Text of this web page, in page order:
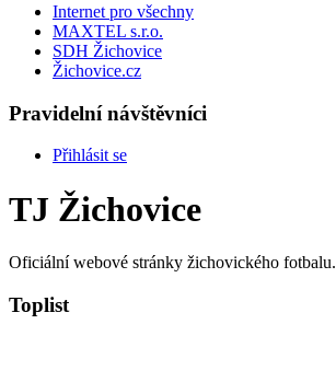
Internet pro všechny
MAXTEL s.r.o.
SDH Žichovice
Žichovice.cz
Pravidelní návštěvníci
Přihlásit se
TJ Žichovice
Oficiální webové stránky žichovického fotbalu.
Toplist